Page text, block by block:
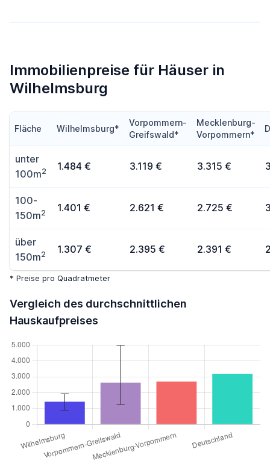
Immobilienpreise für Häuser in
Wilhelmsburg
Fläche Wilhelmsburg*
Vorpommern-
Greifswald*
Mecklenburg-
Vorpommern*
unter
100m2 1.484 € 3.119 € 3.315 €
100-
150m2 1.401 € 2.621 € 2.725 €
über
150m2 1.307 € 2.395 € 2.391 €
* Preise pro Quadratmeter
Vergleich des durchschnittlichen
Hauskaufpreises